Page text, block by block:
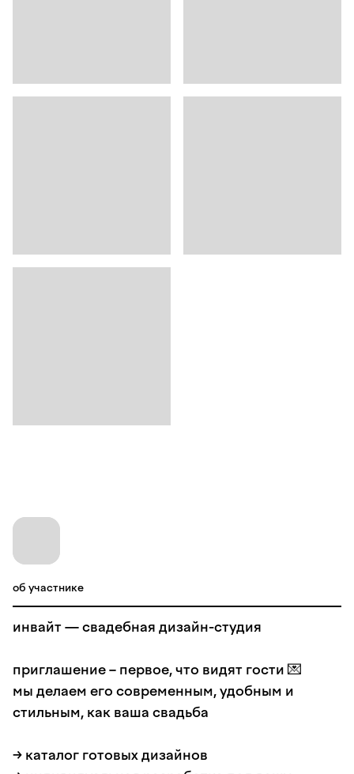
об участнике
инвайт — свадебная дизайн-студия
приглашение – первое, что видят гости 💌
мы делаем его современным, удобным и
стильным, как ваша свадьба
→ каталог готовых дизайнов